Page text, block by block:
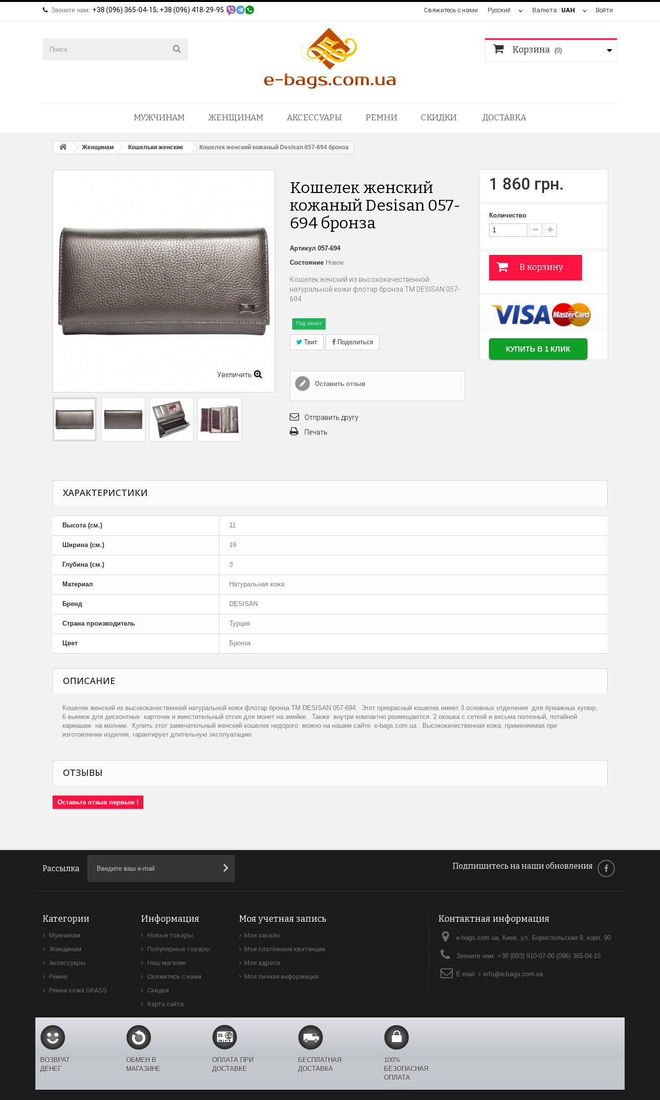
Войти
Валюта : UAH
Русский
Свяжитесь с нами
Звоните нам: +38 (096) 365-04-15; +38 (096) 418-29-95
Корзина (0)
МУЖЧИНАМ ЖЕНЩИНАМ АКСЕССУАРЫ РЕМНИ СКИДКИ ДОСТАВКА
Женщинам Кошельки женские Кошелек женский кожаный Desisan 057-694 бронза
Увеличить
Кошелек женский
кожаный Desisan 057-
694 бронза
Артикул 057-694
Состояние Новое
Кошелек женский из высококачественной
натуральной кожи флотар бронза ТМ DESISAN 057-
694.
Под заказ
Твит Поделиться
Оставить отзыв
Отправить другу
Печать
1 860 грн.
Количество
В корзину
КУПИТЬ В 1 КЛИК
ХАРАКТЕРИСТИКИ
Высота (см.) 11
Ширина (см.) 19
Глубина (см.) 3
Материал Натуральная кожа
Бренд DESISAN
Страна производитель Турция
Цвет Бронза
ОПИСАНИЕ
Кошелек женский из высококачественной натуральной кожи флотар бронза ТМ DESISAN 057-694. Этот прекрасный кошелек имеет 3 основных отделения для бумажных купюр,
6 выемок для дисконтных карточек и вместительный отсек для монет на змейке. Также внутри компактно размещаются 2 окошка с сеткой и весьма полезный, потайной
кармашек на молнии. Купить этот замечательный женский кошелек недорого можно на нашем сайте e-bags.com.ua . Высококачественная кожа, применяемая при
изготовлении изделия, гарантирует длительную эксплуатацию
ОТЗЫВЫ
Оставьте отзыв первым !
Рассылка Подпишитесь на наши обновления
Категории
Мужчинам
Женщинам
Аксессуары
Ремни
Ремни кожа GRASS
Информация
Новые товары
Популярные товары
Наш магазин
Свяжитесь с нами
Скидки
Карта сайта
Моя учетная запись
Мои заказы
Мои платёжные квитанции
Мои адреса
Моя личная информация
Контактная информация
e-bags.com.ua, Киев, ул. Бориспольская 9, корп. 90
Звоните нам: +38 (093) 910-07-00 (096) 365-04-15
E-mail: info@e-bags.com.ua
ВОЗВРАТ
ДЕНЕГ
ОБМЕН В
МАГАЗИНЕ
ОПЛАТА ПРИ
ДОСТАВКЕ
БЕСПЛАТНАЯ
ДОСТАВКА
100%
БЕЗОПАСНАЯ
ОПЛАТА